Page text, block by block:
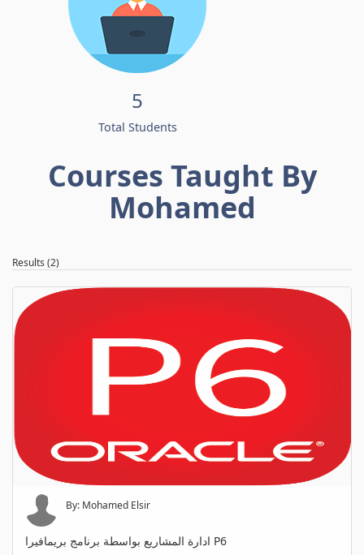
5
Total Students
Courses Taught By
Mohamed
Results (2)
By: Mohamed Elsir
ادارة المشاريع بواسطة برنامج بريمافيرا P6